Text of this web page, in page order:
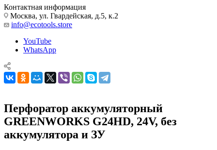
Контактная информация
Москва, ул. Гвардейская, д.5, к.2
info@ecotools.store
YouTube
WhatsApp
Перфоратор аккумуляторный
GREENWORKS G24HD, 24V, без
аккумулятора и ЗУ